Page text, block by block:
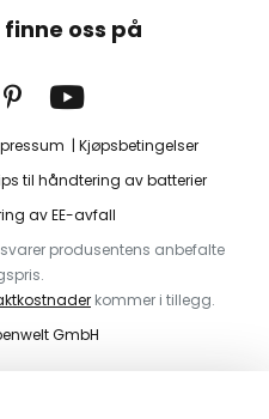
oss på
Kjøpsbetingelser
til håndtering av batterier
av EE-avfall
produsentens anbefalte
kommer i tillegg.
GmbH